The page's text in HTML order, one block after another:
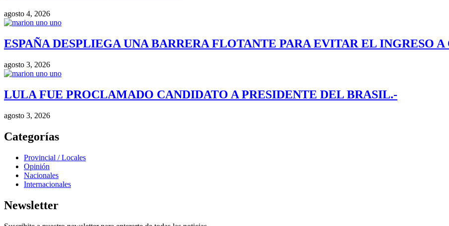
agosto 4, 2026
ESPAÑA DESPLIEGA UNA BARRERA FLOTANTE PARA EVITAR EL INGRESO
agosto 3, 2026
LULA FUE PROCLAMADO CANDIDATO A PRESIDENTE DEL BRASIL.-
agosto 3, 2026
Categorías
Provincial / Locales
Opinión
Nacionales
Internacionales
Newsletter